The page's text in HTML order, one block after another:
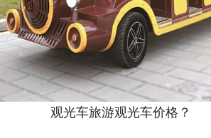
观光车旅游观光车价格？